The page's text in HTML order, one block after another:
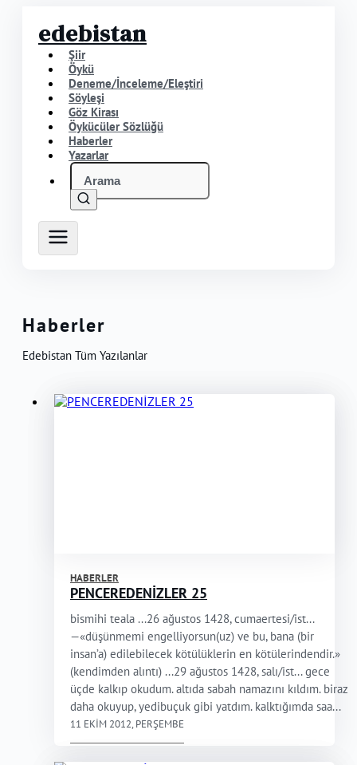
edebistan
Şiir
Öykü
Deneme/İnceleme/Eleştiri
Söyleşi
Göz Kirası
Öykücüler Sözlüğü
Haberler
Yazarlar
Haberler
Edebistan Tüm Yazılanlar
HABERLER
PENCEREDENİZLER 25
bismihi teala ...26 ağustos 1428, cumaertesi/ist...
—«düşünmemi engelliyorsun(uz) ve bu, bana (bir
insan’a) edilebilecek kötülüklerin en kötülerindendir.»
(kendimden alıntı) ...29 ağustos 1428, salı/ist... gece
üçde kalkıp okudum. altıda sabah namazını kıldım. biraz
daha okuyup, yedibuçuk gibi yatdım. kalktığımda saa...
11 EKIM 2012, PERŞEMBE